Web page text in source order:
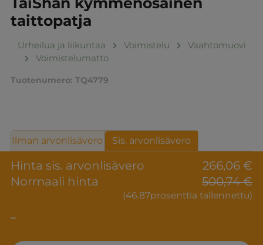
taittopatja
Urheilua ja liikuntaa Voimistelu
Vaahtomuovi
Voimistelumatto
Tuotenumero: TQ4779
Hinta sis. arvonlisävero
266,06 €
Normaali hinta
500,74 €
(46.87prosenttia tallennettu)
...
Ilman arvonlisävero Sis. arvonlisävero